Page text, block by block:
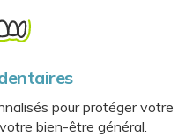
pour protéger votre
bien-être général.